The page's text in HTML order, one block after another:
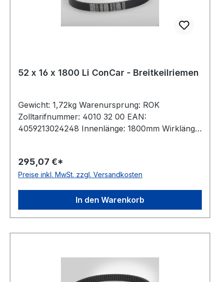
52 x 16 x 1800 Li ConCar - Breitkeilriemen
Gewicht: 1,72kg Warenursprung: ROK
Zolltarifnummer: 4010 32 00 EAN:
4059213024248 Innenlänge: 1800mm Wirklänge:
antistatisch: ja Norm: DIN 7719 / ISO 1604 Breite:
52mm Höhe: 16mm Winkel: 27° Material:
295,07 €*
Preise inkl. MwSt. zzgl. Versandkosten
In den Warenkorb